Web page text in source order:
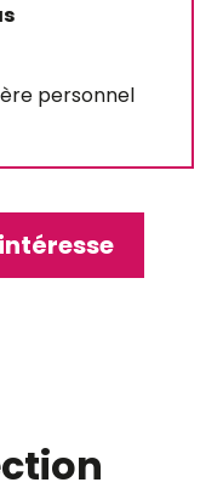
personnel
86
féerique
d’année